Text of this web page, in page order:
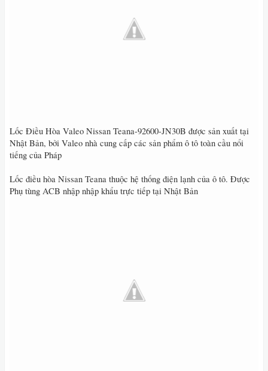
Lốc Điều Hòa Valeo Nissan Teana-92600-JN30B được sản xuất tại
Nhật Bản, bởi Valeo nhà cung cấp các sản phẩm ô tô toàn cầu nổi
tiếng của Pháp
Lốc điều hòa Nissan Teana thuộc hệ thống điện lạnh của ô tô. Được
Phụ tùng ACB nhập nhập khẩu trực tiếp tại Nhật Bản